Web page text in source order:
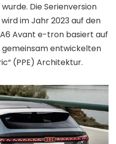
Die Serienversion
im Jahr 2023 auf den
Avant e-tron basiert auf
gemeinsam entwickelten
(PPE) Architektur.